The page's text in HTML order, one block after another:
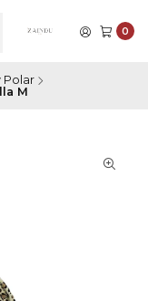
0
Polar
M